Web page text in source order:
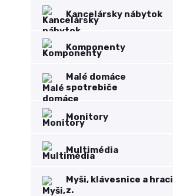
Kancelársky nábytok
Komponenty
Malé domáce
spotrebiče
Monitory
Multimédia
Myši, klávesnice a
z.